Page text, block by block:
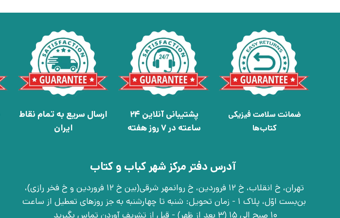
ضمانت سلامت فیزیکی
کتاب‌ها
پشتیبانی آنلاین 24
ساعته در 7 روز هفته
ارسال سریع به تمام نقاط
ایران
آدرس دفتر مرکز شهر کباب و کتاب
تهران، خ انقلاب، خ 12 فروردین، خ روانمهر شرقی(بین خ 12 فروردین و خ فخر رازی)،
بن‌بست اوّل، پلاک 1 - زمان تحویل: شنبه تا چهارشنبه به جز روزهای تعطیل از ساعت
10 صبح الی 15 (3 بعد از ظهر) - قبل از تشریف آوردن تماس بگیرید